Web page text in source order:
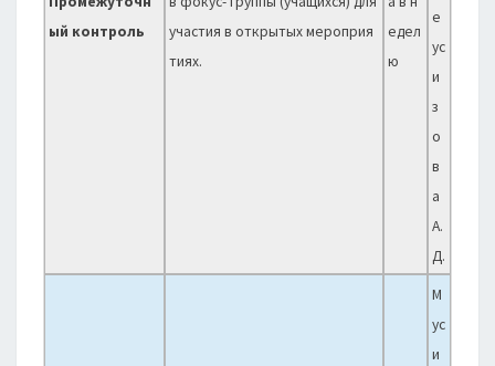
ый контроль
участия в открытых мероприя
тиях.
едел
ю
е
ус
и
з
о
в
а
А.
Д.
М
ус
и